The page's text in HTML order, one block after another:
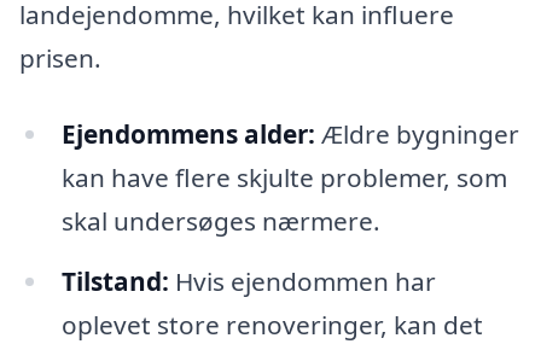
landejendomme, hvilket kan influere
prisen.
Ejendommens alder: Ældre bygninger
kan have flere skjulte problemer, som
skal undersøges nærmere.
Tilstand: Hvis ejendommen har
oplevet store renoveringer, kan det